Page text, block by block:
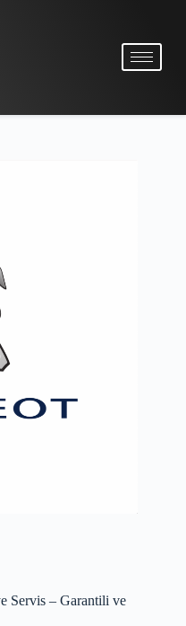
Servis – Garantili ve